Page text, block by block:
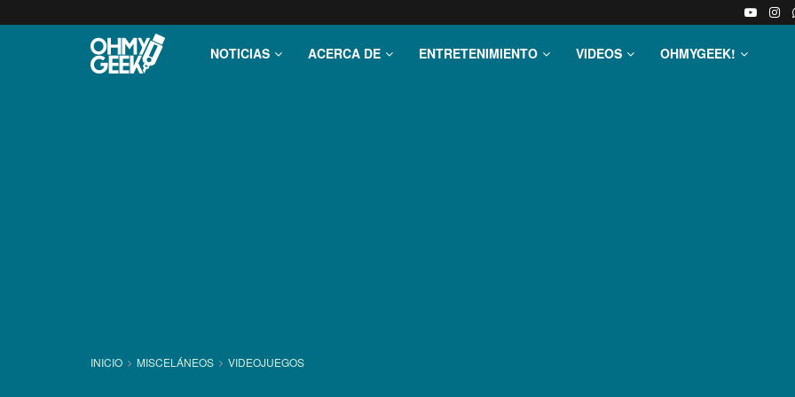
NOTICIAS ACERCA DE ENTRETENIMIENTO VIDEOS OHMYGEEK!
INICIO MISCELÁNEOS VIDEOJUEGOS